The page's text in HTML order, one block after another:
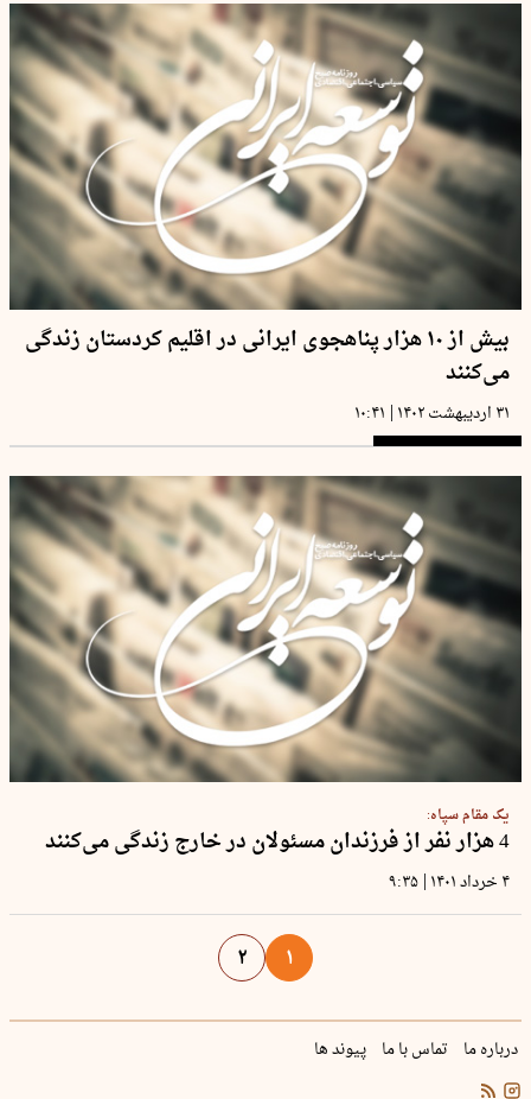
بیش از ۱۰ هزار پناهجوی ایرانی در اقلیم کردستان زندگی
می‌کنند
۳۱ اردیبهشت ۱۴۰۲ | ۱۰:۴۱
یک مقام سپاه:
4 هزار نفر از فرزندان مسئولان در خارج زندگی می‌کنند
۴ خرداد ۱۴۰۱ | ۹:۳۵
۱ ۲
درباره ما تماس با ما پیوند ها